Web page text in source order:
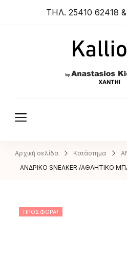
ΤΗΛ. 25410 62418
Αρχική σελίδα Κατάστημα
ΑΝΔΡΙΚΟ SNEAKER /ΑΘΛΗΤΙΚΟ
ΠΡΟΣΦΟΡΆ!